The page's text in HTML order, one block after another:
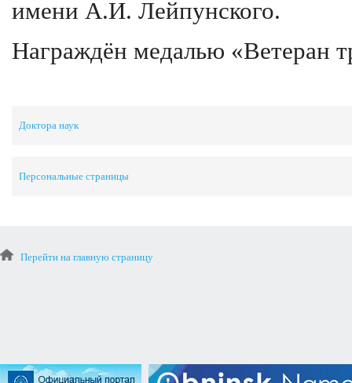
имени А.И. Лейпунского.
Награждён медалью «Ветеран
Доктора наук
Персональные страницы
Перейти на главную страницу